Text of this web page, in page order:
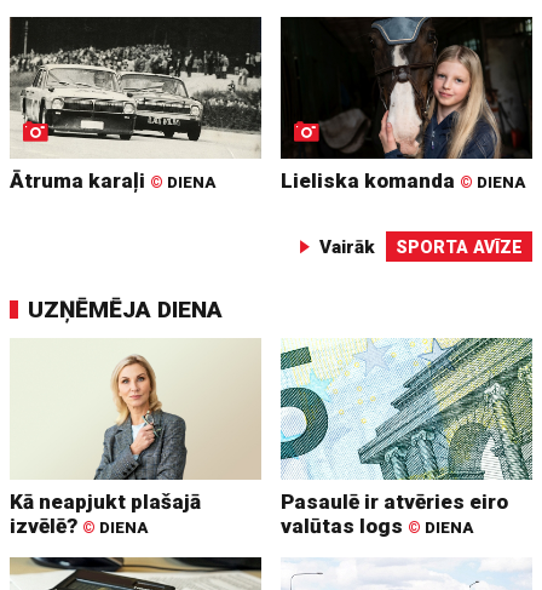
Ātruma karaļi © DIENA Lieliska komanda © DIENA
Vairāk SPORTA AVĪZE
UZŅĒMĒJA DIENA
Kā neapjukt plašajā
izvēlē? © DIENA
Pasaulē ir atvēries eiro
valūtas logs © DIENA